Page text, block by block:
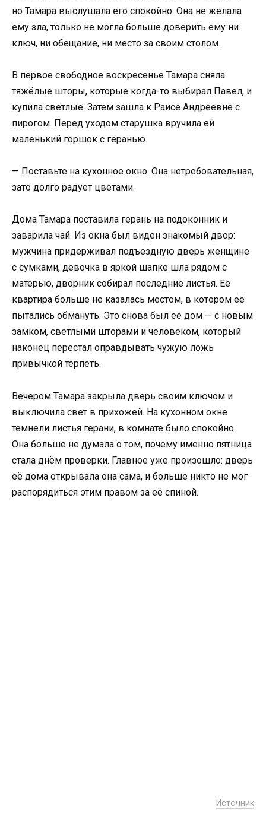
но Тамара выслушала его спокойно. Она не желала
ему зла, только не могла больше доверить ему ни
ключ, ни обещание, ни место за своим столом.
В первое свободное воскресенье Тамара сняла
тяжёлые шторы, которые когда-то выбирал Павел, и
купила светлые. Затем зашла к Раисе Андреевне с
пирогом. Перед уходом старушка вручила ей
маленький горшок с геранью.
— Поставьте на кухонное окно. Она нетребовательная,
зато долго радует цветами.
Дома Тамара поставила герань на подоконник и
заварила чай. Из окна был виден знакомый двор:
мужчина придерживал подъездную дверь женщине
с сумками, девочка в яркой шапке шла рядом с
матерью, дворник собирал последние листья. Её
квартира больше не казалась местом, в котором её
пытались обмануть. Это снова был её дом — с новым
замком, светлыми шторами и человеком, который
наконец перестал оправдывать чужую ложь
привычкой терпеть.
Вечером Тамара закрыла дверь своим ключом и
выключила свет в прихожей. На кухонном окне
темнели листья герани, в комнате было спокойно.
Она больше не думала о том, почему именно пятница
стала днём проверки. Главное уже произошло: дверь
её дома открывала она сама, и больше никто не мог
распорядиться этим правом за её спиной.
Источник